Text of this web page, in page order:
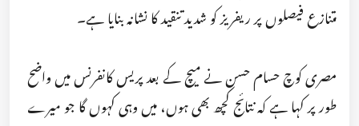
متنازع فیصلوں پر ریفریز کو شدید تنقید کا نشانہ بنایا ہے۔
مصری کوچ حسام حسن نے میچ کے بعد پریس کانفرنس میں واضح
طور پر کہا ہے کہ نتائج کچھ بھی ہوں، میں وہی کہوں گا جو میرے